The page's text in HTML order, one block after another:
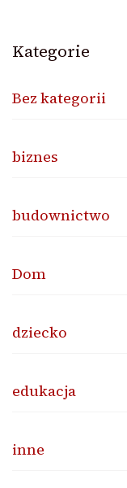
Kategorie
Bez kategorii
biznes
budownictwo
Dom
dziecko
edukacja
inne